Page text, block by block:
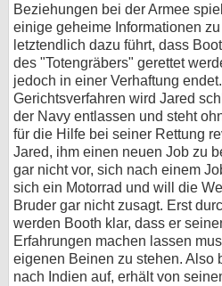
Beziehungen bei der Armee
einige geheime Informationen
letztendlich dazu führt, dass
des "Totengräbers" gerettet
jedoch in einer Verhaftung
Gerichtsverfahren wird Jared
der Navy entlassen und steht
für die Hilfe bei seiner Rettung
Jared, ihm einen neuen Job zu
gar nicht vor, sich nach einem
sich ein Motorrad und will die
Bruder gar nicht zusagt. Erst
werden Booth klar, dass er
Erfahrungen machen lassen
eigenen Beinen zu stehen. Also
nach Indien auf, erhält von